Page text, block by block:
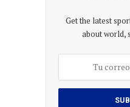
Get the latest
about world,